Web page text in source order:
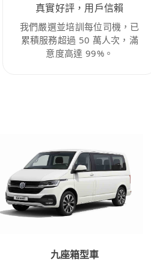
真實好評，用戶信賴
我們嚴選並培訓每位司機，已
累積服務超過 50 萬人次，滿
意度高達 99%。
九座箱型車